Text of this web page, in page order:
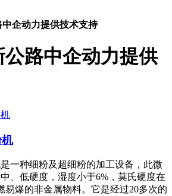
企动力提供技术支持
路中企动力提供
一种细粉及超细粉的加工设备，此微
、低硬度，湿度小于6%，莫氏硬度在
易爆的非金属物料。它是经过20多次的